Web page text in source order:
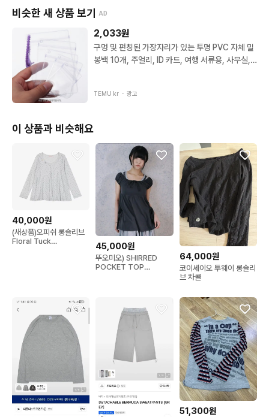
비슷한 새 상품 보기 AD
2,033원
구멍 및 펀칭된 가장자리가 있는 투명 PVC 자체 밀
봉백 10개, 주얼리, ID 카드, 여행 서류용, 사무실,
TEMU kr ・ 광고
이 상품과 비슷해요
40,000원
(새상품)오피쉬 롱슬리브
Floral Tuck
45,000원
뚜오미오) SHIRRED
POCKET TOP
64,000원
코이세이오 투웨이 롱슬리
브 차콜
51,300원